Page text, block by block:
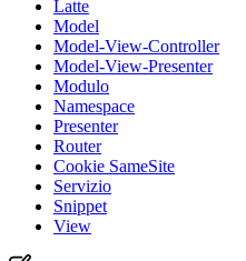
Latte
Model
Model-View-Controller
Model-View-Presenter
Modulo
Namespace
Presenter
Router
Cookie SameSite
Servizio
Snippet
View